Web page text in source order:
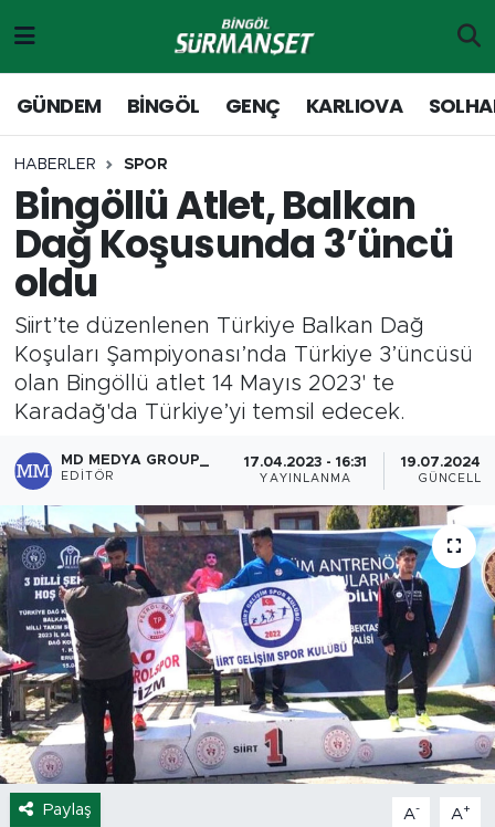
GÜNDEM BİNGÖL GENÇ KARLIOVA
HABERLER SPOR
Bingöllü Atlet, Balkan
Dağ Koşusunda 3’üncü
oldu
Siirt’te düzenlenen Türkiye Balkan Dağ
Koşuları Şampiyonası’nda Türkiye 3’üncüsü
olan Bingöllü atlet 14 Mayıs 2023' te
Karadağ'da Türkiye’yi temsil edecek.
MD MEDYA GROUP_
EDITÖR
17.04.2023 - 16:31
YAYINLANMA
19.07.2024 -
Paylaş A- A+
Genç
Solhan
Karlıova
Yayladere-Yedisu
MD Prestij Dergisi
Siyaset
Spor
Yaşam
Sağlık
Eğitim
Ekonomi
Hava Durumu
Merkez Hava Durumu
Merkez Trafik Yoğunluk Haritası
Süper Lig Puan Durumu ve Fikstür
Son Dakika Haberleri
Haber Arşivi